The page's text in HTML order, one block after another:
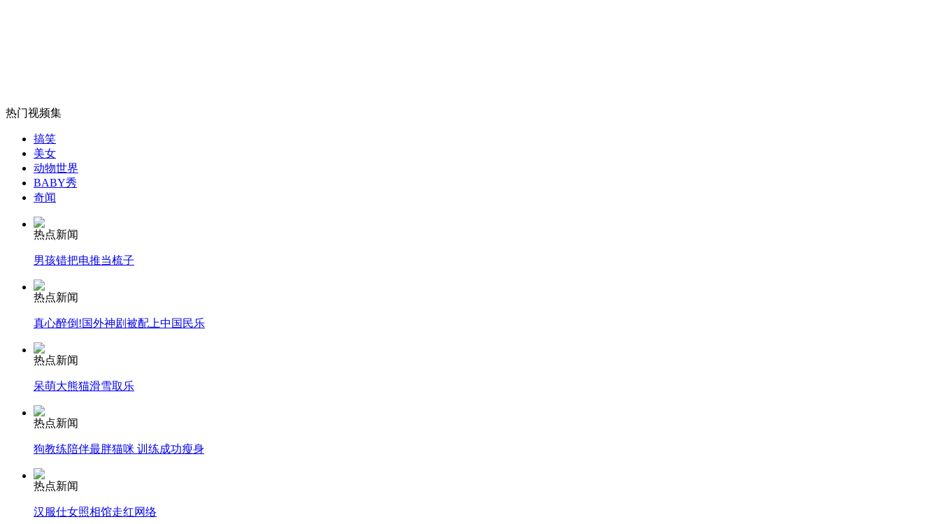
女孩北京地铁殴打老人 痛下狠手拳打脚踢
无痛分娩是否安全 医生回应
外交部：有关国家言论片面不公正
安徽一实载49人客车翻车
走！跟着总书记去植树
消防员救轻生者 花炮节热闹非凡 减压"枕头大战"
热门视频集
搞笑
美女
动物世界
BABY秀
奇闻
热点新闻
男孩错把电推当梳子
热点新闻
真心醉倒!国外神剧被配上中国民乐
热点新闻
呆萌大熊猫滑雪取乐
热点新闻
狗教练陪伴最胖猫咪 训练成功瘦身
热点新闻
汉服仕女照相馆走红网络